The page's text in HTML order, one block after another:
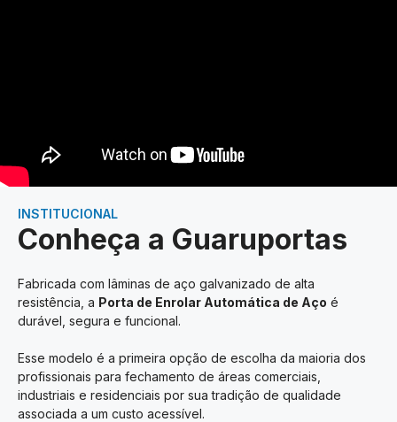
INSTITUCIONAL
Conheça a Guaruportas
Fabricada com lâminas de aço galvanizado de alta
resistência, a Porta de Enrolar Automática de Aço é
durável, segura e funcional.
Esse modelo é a primeira opção de escolha da maioria dos
profissionais para fechamento de áreas comerciais,
industriais e residenciais por sua tradição de qualidade
associada a um custo acessível.